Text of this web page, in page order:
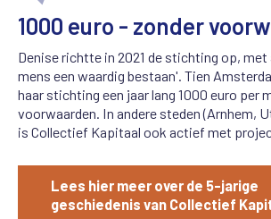
1000 euro - zonder
Denise richtte in 2021 de stichting op,
mens een waardig bestaan'. Tien
haar stichting een jaar lang 1000 euro per
voorwaarden. In andere steden (Arnhem,
is Collectief Kapitaal ook actief met
Lees hier meer over de 5-jarige
geschiedenis van Collectief